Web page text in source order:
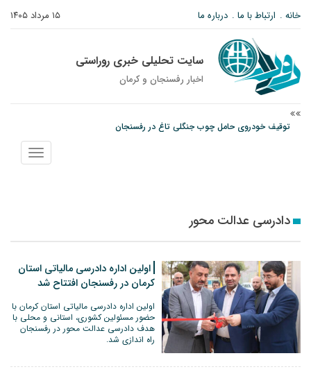
۱۵ مرداد ۱۴۰۵ خانه ارتباط با ما درباره ما
سایت تحلیلی خبری روراستی
اخبار رفسنجان و كرمان
توقیف خودروی حامل چوب جنگلی تاغ در رفسنجان
دادستان رفسنجان: رفع مشکلات ایستگاه راه‌آهن احمدآباد با قید فوریت پیگیری
نمایش
منو
دادرسی عدالت محور
اولین اداره دادرسی مالیاتی استان
کرمان در رفسنجان افتتاح شد
اولین اداره دادرسی مالیاتی استان کرمان با
حضور مسئولین کشوری، استانی و محلی با
هدف دادرسی عدالت محور در رفسنجان
راه اندازی شد.